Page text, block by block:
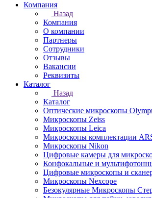
Компания
Назад
Компания
О компании
Партнеры
Сотрудники
Отзывы
Вакансии
Реквизиты
Каталог
Назад
Каталог
Оптические микроскопы
Микроскопы Zeiss
Микроскопы Leica
Микроскопы комплектации
Микроскопы Nikon
Цифровые камеры для
Конфокальные и
Цифровые микроскопы и
Микроскопы Nexcope
Безокулярные Микроскопы